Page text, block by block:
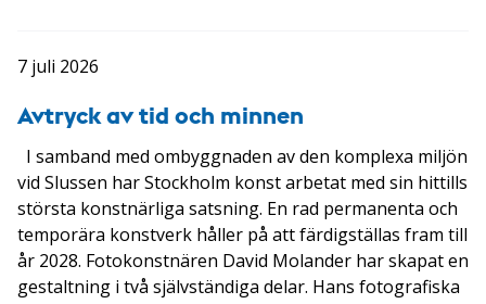
7 juli 2026
Avtryck av tid och minnen
I samband med ombyggnaden av den komplexa miljön
vid Slussen har Stockholm konst arbetat med sin hittills
största konstnärliga satsning. En rad permanenta och
temporära konstverk håller på att färdigställas fram till
år 2028. Fotokonstnären David Molander har skapat en
gestaltning i två självständiga delar. Hans fotografiska